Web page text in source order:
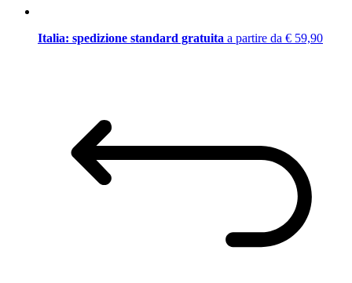
Italia: spedizione standard gratuita a partire da € 59,90